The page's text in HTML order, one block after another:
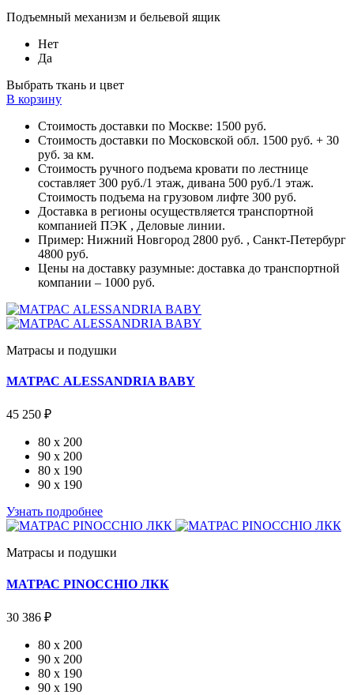
Подъемный механизм и бельевой ящик
Нет
Да
Выбрать ткань и цвет
В корзину
Стоимость доставки по Москве: 1500 руб.
Стоимость доставки по Московской обл. 1500 руб. + 30
руб. за км.
Стоимость ручного подъема кровати по лестнице
составляет 300 руб./1 этаж, дивана 500 руб./1 этаж.
Стоимость подъема на грузовом лифте 300 руб.
Доставка в регионы осуществляется транспортной
компанией ПЭК , Деловые линии.
Пример: Нижний Новгород 2800 руб. , Санкт-Петербург
4800 руб.
Цены на доставку разумные: доставка до транспортной
компании – 1000 руб.
Матрасы и подушки
МАТРАС ALESSANDRIA BABY
45 250 ₽
80 x 200
90 x 200
80 x 190
90 x 190
Узнать подробнее
Матрасы и подушки
МАТРАС PINOCCHIO ЛКК
30 386 ₽
80 x 200
90 x 200
80 x 190
90 x 190